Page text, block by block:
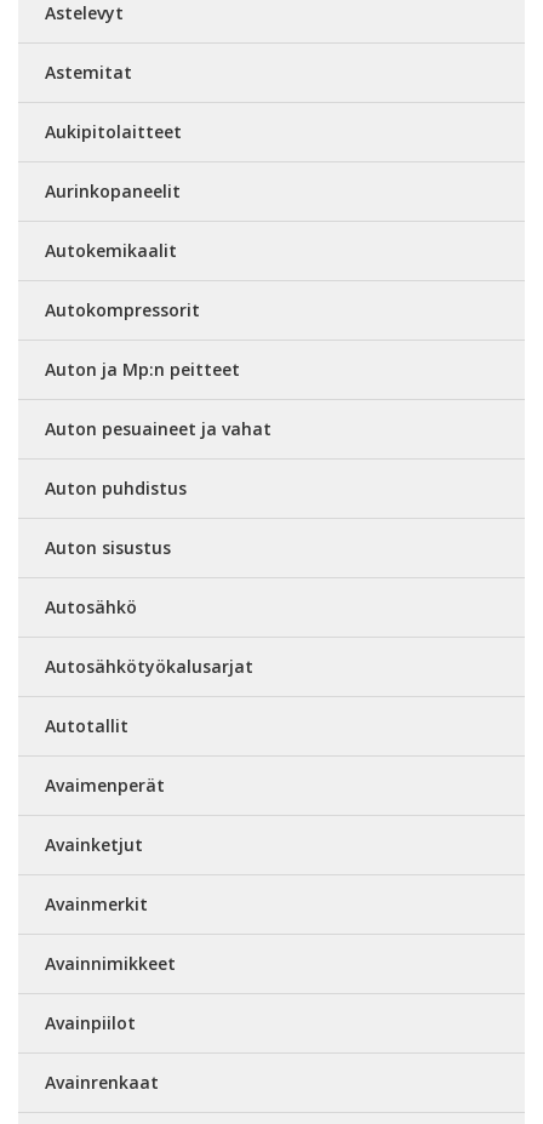
Astelevyt
Astemitat
Aukipitolaitteet
Aurinkopaneelit
Autokemikaalit
Autokompressorit
Auton ja Mp:n peitteet
Auton pesuaineet ja vahat
Auton puhdistus
Auton sisustus
Autosähkö
Autosähkötyökalusarjat
Autotallit
Avaimenperät
Avainketjut
Avainmerkit
Avainnimikkeet
Avainpiilot
Avainrenkaat